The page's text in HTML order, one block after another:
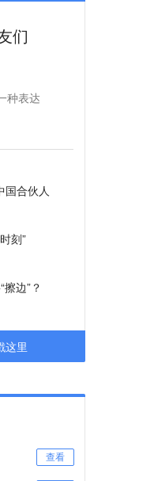
们
种表达
国合伙人
刻”
边”？
这里
查看